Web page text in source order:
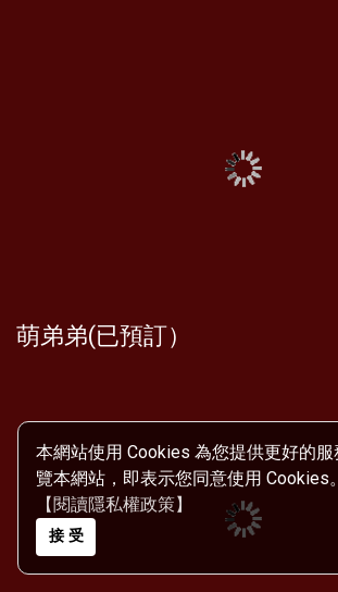
本網站使用 Cookies 為您提供更好的服
覽本網站，即表示您同意使用 Cookies。
【閱讀隱私權政策】
接 受
萌弟弟(已預訂）